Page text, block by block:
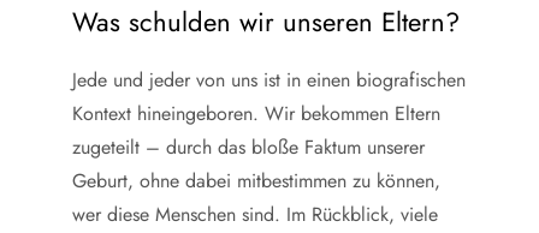
Was schulden wir unseren Eltern?
Jede und jeder von uns ist in einen biografischen
Kontext hineingeboren. Wir bekommen Eltern
zugeteilt – durch das bloße Faktum unserer
Geburt, ohne dabei mitbestimmen zu können,
wer diese Menschen sind. Im Rückblick, viele